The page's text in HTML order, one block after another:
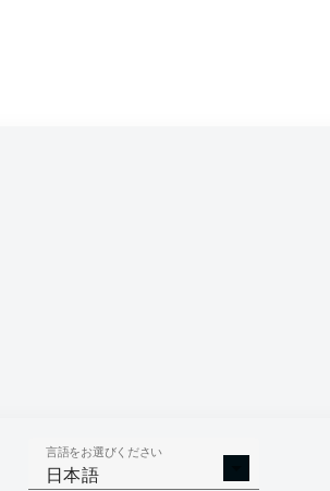
言語をお選びください
日本語